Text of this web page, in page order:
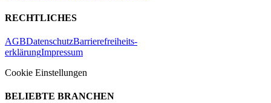
RECHTLICHES
AGBDatenschutzBarrierefreiheits-
erklärungImpressum
Cookie Einstellungen
BELIEBTE BRANCHEN